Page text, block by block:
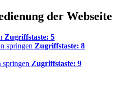
der Webseite
Zugriffstaste: 5
springen Zugriffstaste: 8
springen Zugriffstaste: 9